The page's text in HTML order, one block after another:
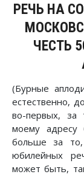
РЕЧЬ НА
ЧЕСТЬ
(Бурные
естественно,
во-первых, за
моему адресу
больше за
юбилейных
может быть,